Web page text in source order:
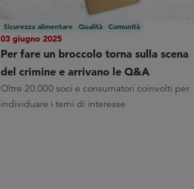
Sicurezza alimentare Qualità Comunità
03 giugno 2025
Per fare un broccolo torna sulla scena
del crimine e arrivano le Q&A
Oltre 20.000 soci e consumatori coinvolti per
individuare i temi di interesse